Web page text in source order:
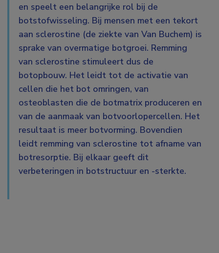
en speelt een belangrijke rol bij de
botstofwisseling. Bij mensen met een tekort
aan sclerostine (de ziekte van Van Buchem) is
sprake van overmatige botgroei. Remming
van sclerostine stimuleert dus de
botopbouw. Het leidt tot de activatie van
cellen die het bot omringen, van
osteoblasten die de botmatrix produceren en
van de aanmaak van botvoorlopercellen. Het
resultaat is meer botvorming. Bovendien
leidt remming van sclerostine tot afname van
botresorptie. Bij elkaar geeft dit
verbeteringen in botstructuur en -sterkte.